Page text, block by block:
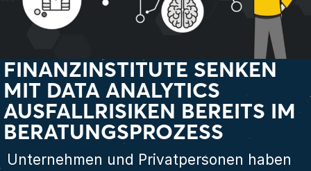
FINANZINSTITUTE SENKEN
MIT DATA ANALYTICS
AUSFALLRISIKEN BEREITS IM
BERATUNGSPROZESS
Unternehmen und Privatpersonen haben